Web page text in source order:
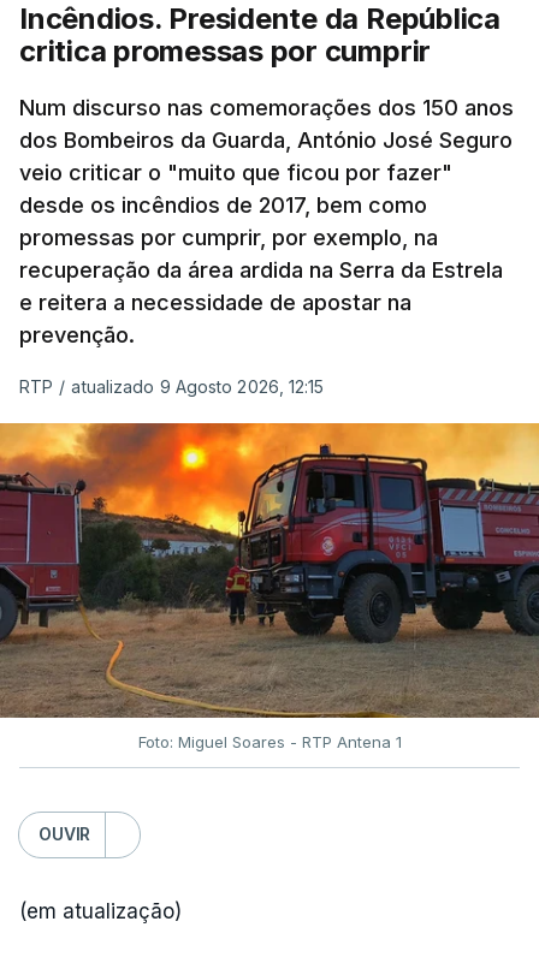
Incêndios. Presidente da República
critica promessas por cumprir
Num discurso nas comemorações dos 150 anos
dos Bombeiros da Guarda, António José Seguro
veio criticar o "muito que ficou por fazer"
desde os incêndios de 2017, bem como
promessas por cumprir, por exemplo, na
recuperação da área ardida na Serra da Estrela
e reitera a necessidade de apostar na
prevenção.
RTP / atualizado 9 Agosto 2026, 12:15
Foto: Miguel Soares - RTP Antena 1
OUVIR
(em atualização)